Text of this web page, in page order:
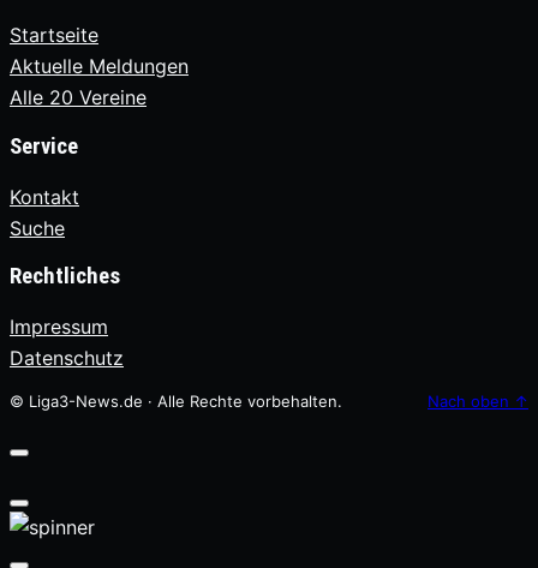
Startseite
Aktuelle Meldungen
Alle 20 Vereine
Service
Kontakt
Suche
Rechtliches
Impressum
Datenschutz
© Liga3-News.de · Alle Rechte vorbehalten. Nach oben ↑